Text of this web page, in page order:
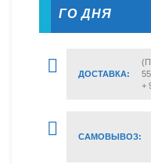
ГО ДНЯ
ДОСТАВКА:
+
САМОВЫВОЗ: